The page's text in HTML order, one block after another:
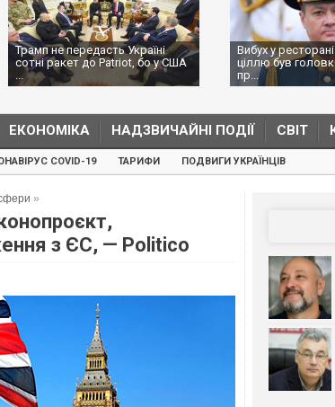
Трамп не передасть Україні
сотні ракет до Patriot, бо у США
...
Вибух у
ціллю був
пр...
ЕКОНОМІКА НАДЗВИЧАЙНІ ПОДІЇ СВІТ
COVID-19 ТАРИФИ ПОДВИГИ УКРАЇНЦІВ
»
з ЄС, — Politico